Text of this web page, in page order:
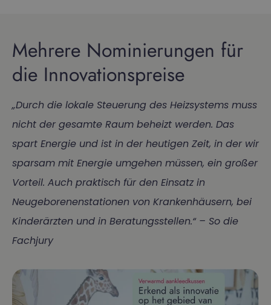
Mehrere Nominierungen für
die Innovationspreise
„Durch die lokale Steuerung des Heizsystems muss
nicht der gesamte Raum beheizt werden. Das
spart Energie und ist in der heutigen Zeit, in der wir
sparsam mit Energie umgehen müssen, ein großer
Vorteil. Auch praktisch für den Einsatz in
Neugeborenenstationen von Krankenhäusern, bei
Kinderärzten und in Beratungsstellen.“ – So die
Fachjury